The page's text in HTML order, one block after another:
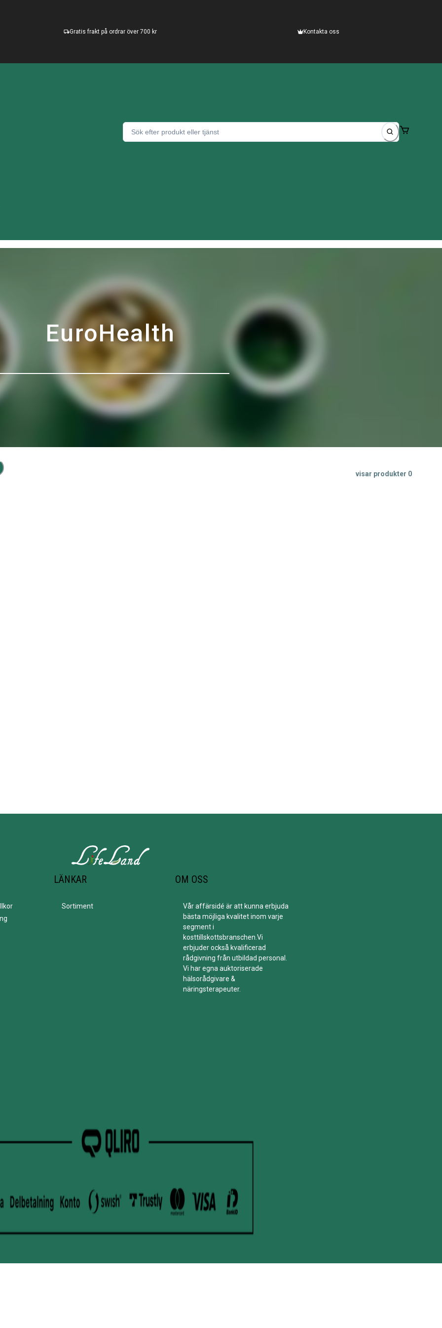
Gratis frakt på ordrar över 700 kr Kontakta oss
EuroHealth
visar produkter 0
LÄNKAR
Sortiment
OM OSS
Vår affärsidé är att kunna erbjuda
bästa möjliga kvalitet inom varje
segment i
kosttillskottsbranschen.Vi
erbjuder också kvalificerad
rådgivning från utbildad personal.
Vi har egna auktoriserade
hälsorådgivare &
näringsterapeuter.